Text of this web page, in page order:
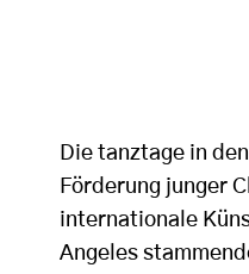
Die tanztage in
Förderung junger
internationale
Angeles